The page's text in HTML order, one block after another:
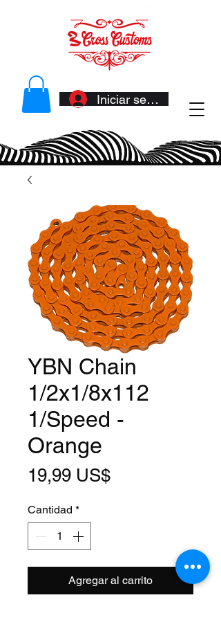
Iniciar sesión
YBN Chain
1/2x1/8x112
1/Speed -
Orange
19,99 US$Precio
Cantidad *
Agregar al carrito